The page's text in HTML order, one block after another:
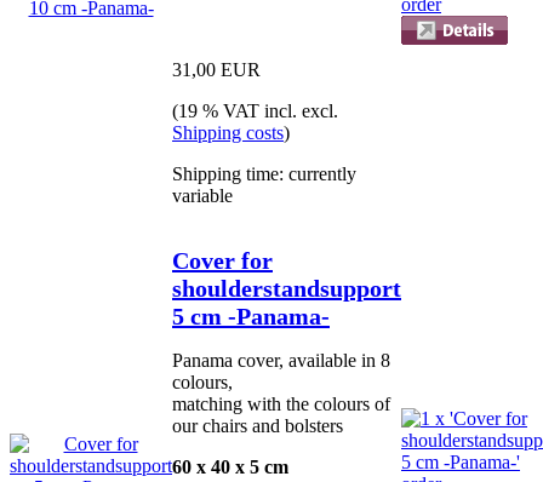
31,00 EUR
(19 % VAT incl. excl.
Shipping costs)
Shipping time: currently
variable
Cover for
shoulderstandsupport
5 cm -Panama-
Panama cover, available in 8
colours,
matching with the colours of
our chairs and bolsters
60 x 40 x 5 cm